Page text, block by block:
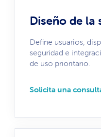
Diseño de la
Define usuarios,
seguridad e
de uso prioritario.
Solicita una